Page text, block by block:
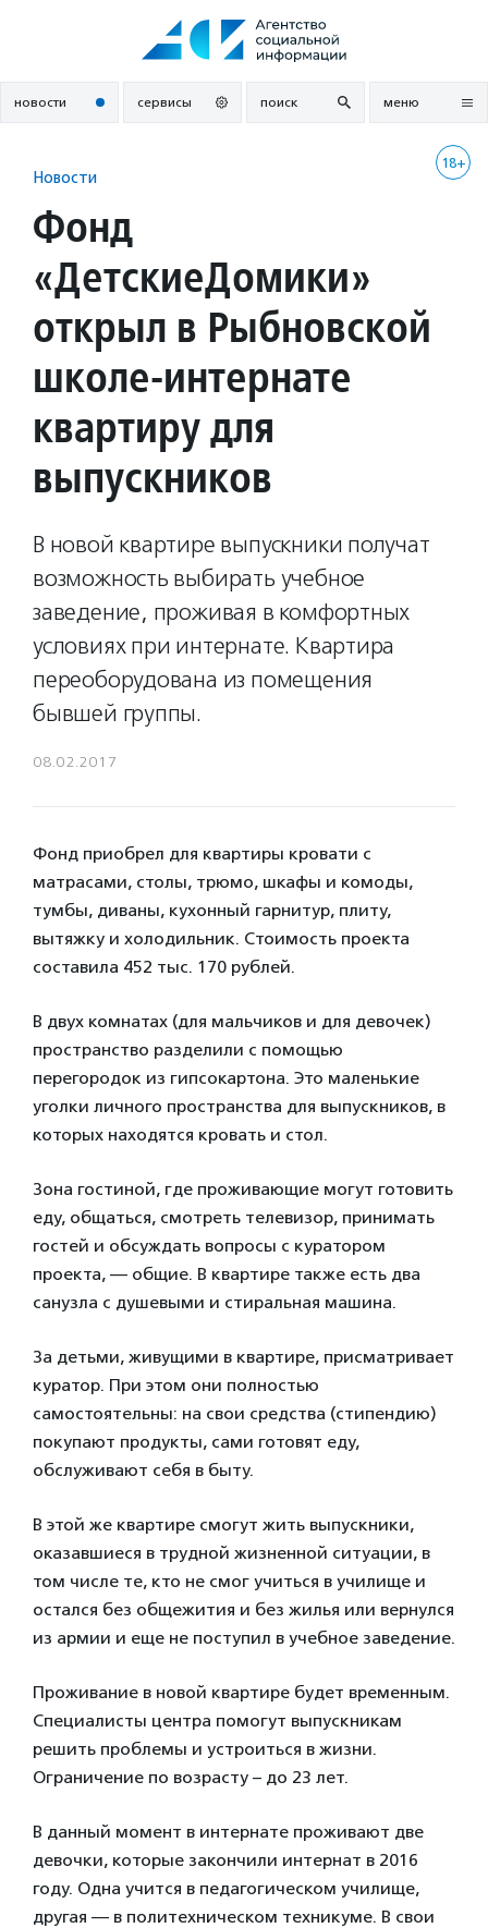
новости сервисы поиск меню
18+
Новости
Фонд
«ДетскиеДомики»
открыл в Рыбновской
школе-интернате
квартиру для
выпускников
В новой квартире выпускники получат
возможность выбирать учебное
заведение, проживая в комфортных
условиях при интернате. Квартира
переоборудована из помещения
бывшей группы.
08.02.2017
Фонд приобрел для квартиры кровати с
матрасами, столы, трюмо, шкафы и комоды,
тумбы, диваны, кухонный гарнитур, плиту,
вытяжку и холодильник. Стоимость проекта
составила 452 тыс. 170 рублей.
В двух комнатах (для мальчиков и для девочек)
пространство разделили с помощью
перегородок из гипсокартона. Это маленькие
уголки личного пространства для выпускников, в
которых находятся кровать и стол.
Зона гостиной, где проживающие могут готовить
еду, общаться, смотреть телевизор, принимать
гостей и обсуждать вопросы с куратором
проекта, — общие. В квартире также есть два
санузла с душевыми и стиральная машина.
За детьми, живущими в квартире, присматривает
куратор. При этом они полностью
самостоятельны: на свои средства (стипендию)
покупают продукты, сами готовят еду,
обслуживают себя в быту.
В этой же квартире смогут жить выпускники,
оказавшиеся в трудной жизненной ситуации, в
том числе те, кто не смог учиться в училище и
остался без общежития и без жилья или вернулся
из армии и еще не поступил в учебное заведение.
Проживание в новой квартире будет временным.
Специалисты центра помогут выпускникам
решить проблемы и устроиться в жизни.
Ограничение по возрасту – до 23 лет.
В данный момент в интернате проживают две
девочки, которые закончили интернат в 2016
году. Одна учится в педагогическом училище,
другая — в политехническом техникуме. В свои